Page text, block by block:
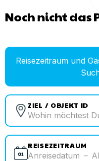
Noch nicht das
Reisezeitraum und
ZIEL / OBJEKT ID
REISEZEITRAUM
Anreisedatum –